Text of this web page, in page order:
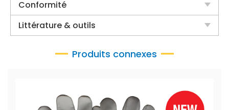
Conformité
Littérature & outils
Produits connexes